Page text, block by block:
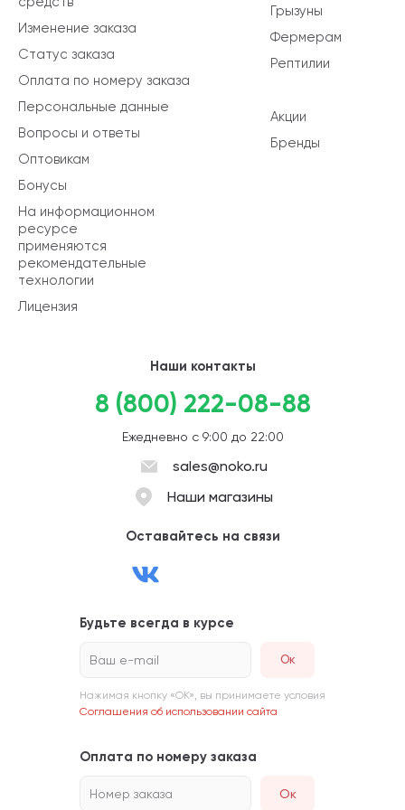
Грызуны
Фермерам
Рептилии
Акции
Бренды
Изменение заказа
Статус заказа
Оплата по номеру заказа
Персональные данные
Вопросы и ответы
Оптовикам
Бонусы
На информационном
ресурсе
применяются
рекомендательные
технологии
Лицензия
Наши контакты
8 (800) 222-08-88
Ежедневно с 9:00 до 22:00
sales@noko.ru
Наши магазины
Оставайтесь на связи
Будьте всегда в курсе
Ваш e-mail
Нажимая кнопку «ОК», вы принимаете условия
Соглашения об использовании сайта
Оплата по номеру заказа
Номер заказа Ок